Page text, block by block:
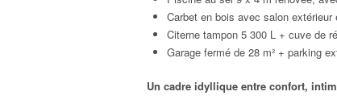
Carbet en bois avec salon extérieur
Citerne tampon 5 300 L + cuve de
Garage fermé de 28 m² + parking
Un cadre idyllique entre confort,